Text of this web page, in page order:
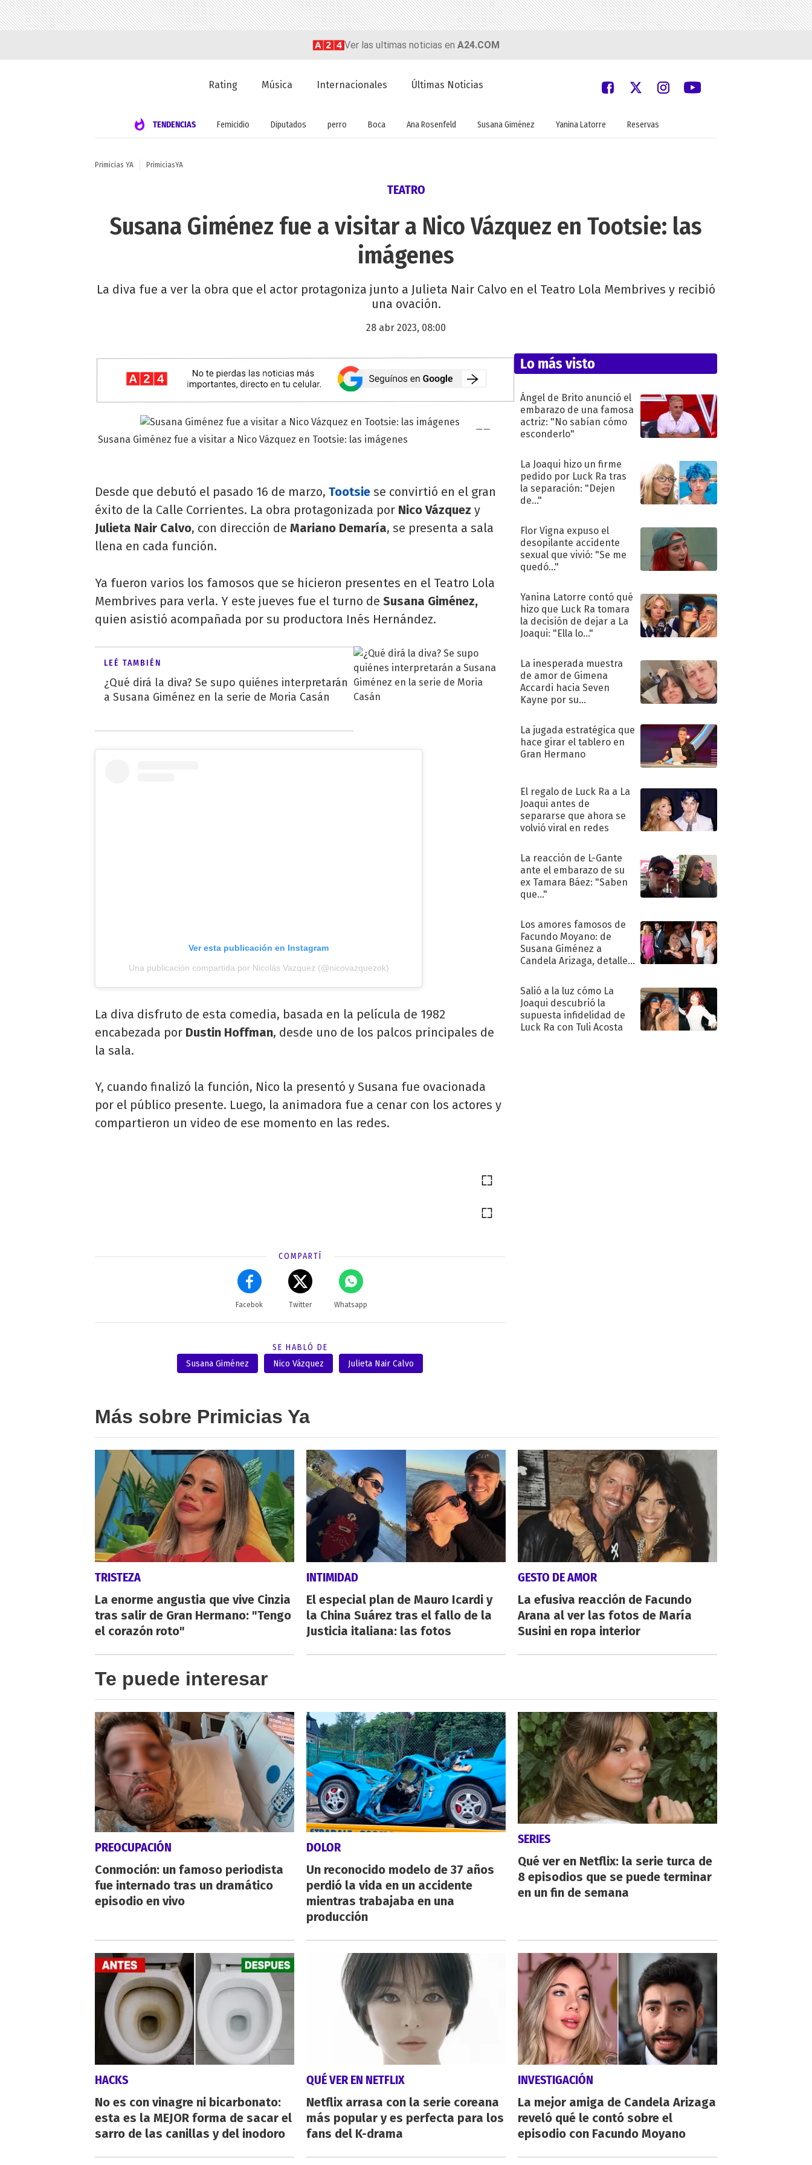
Ver las ultimas noticias en A24.COM
Rating Música Internacionales Últimas Noticias
TENDENCIAS Femicidio Diputados perro Boca Ana Rosenfeld Susana Giménez Yanina Latorre Reservas
Primicias YA PrimiciasYA
TEATRO
Susana Giménez fue a visitar a Nico Vázquez en Tootsie: las
imágenes
La diva fue a ver la obra que el actor protagoniza junto a Julieta Nair Calvo en el Teatro Lola Membrives y recibió
una ovación.
28 abr 2023, 08:00
Susana Giménez fue a visitar a Nico Vázquez en Tootsie: las imágenes
Desde que debutó el pasado 16 de marzo, Tootsie se convirtió en el gran
éxito de la Calle Corrientes. La obra protagonizada por Nico Vázquez y
Julieta Nair Calvo, con dirección de Mariano Demaría, se presenta a sala
llena en cada función.
Ya fueron varios los famosos que se hicieron presentes en el Teatro Lola
Membrives para verla. Y este jueves fue el turno de Susana Giménez,
quien asistió acompañada por su productora Inés Hernández.
LEÉ TAMBIÉN
¿Qué dirá la diva? Se supo quiénes interpretarán
a Susana Giménez en la serie de Moria Casán
Ver esta publicación en Instagram
Una publicación compartida por Nicolás Vazquez (@nicovazquezok)
La diva disfruto de esta comedia, basada en la película de 1982
encabezada por Dustin Hoffman, desde uno de los palcos principales de
la sala.
Y, cuando finalizó la función, Nico la presentó y Susana fue ovacionada
por el público presente. Luego, la animadora fue a cenar con los actores y
compartieron un video de ese momento en las redes.
COMPARTÍ
Facebok Twitter Whatsapp
SE HABLÓ DE
Susana Giménez
Nico Vázquez Julieta Nair Calvo
Lo más visto
Ángel de Brito anunció el
embarazo de una famosa
actriz: "No sabían cómo
esconderlo"
La Joaqui hizo un firme
pedido por Luck Ra tras
la separación: "Dejen
de..."
Flor Vigna expuso el
desopilante accidente
sexual que vivió: "Se me
quedó..."
Yanina Latorre contó qué
hizo que Luck Ra tomara
la decisión de dejar a La
Joaqui: "Ella lo..."
La inesperada muestra
de amor de Gimena
Accardi hacia Seven
Kayne por su
La jugada estratégica que
hace girar el tablero en
Gran Hermano
El regalo de Luck Ra a La
Joaqui antes de
separarse que ahora se
volvió viral en redes
La reacción de L-Gante
ante el embarazo de su
ex Tamara Báez: "Saben
que..."
Los amores famosos de
Facundo Moyano: de
Susana Giménez a
Candela Arizaga, detalles
sentimental
Salió a la luz cómo La
Joaqui descubrió la
supuesta infidelidad de
Luck Ra con Tuli Acosta
Más sobre Primicias Ya
TRISTEZA
La enorme angustia que vive Cinzia
tras salir de Gran Hermano: "Tengo
el corazón roto"
INTIMIDAD
El especial plan de Mauro Icardi y
la China Suárez tras el fallo de la
Justicia italiana: las fotos
GESTO DE AMOR
La efusiva reacción de Facundo
Arana al ver las fotos de María
Susini en ropa interior
Te puede interesar
PREOCUPACIÓN
Conmoción: un famoso periodista
fue internado tras un dramático
episodio en vivo
DOLOR
Un reconocido modelo de 37 años
perdió la vida en un accidente
mientras trabajaba en una
producción
SERIES
Qué ver en Netflix: la serie turca de
8 episodios que se puede terminar
en un fin de semana
HACKS
No es con vinagre ni bicarbonato:
esta es la MEJOR forma de sacar el
sarro de las canillas y del inodoro
QUÉ VER EN NETFLIX
Netflix arrasa con la serie coreana
más popular y es perfecta para los
fans del K-drama
INVESTIGACIÓN
La mejor amiga de Candela Arizaga
reveló qué le contó sobre el
episodio con Facundo Moyano